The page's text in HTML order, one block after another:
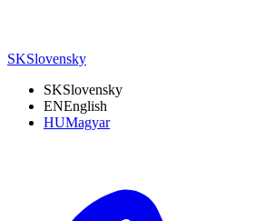
SKSlovensky
SKSlovensky
ENEnglish
HUMagyar